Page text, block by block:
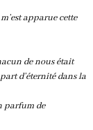
apparue cette
de nous était
d’éternité dans la
parfum de